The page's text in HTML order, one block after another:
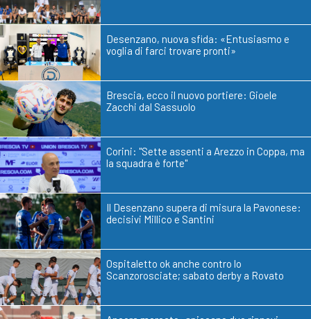
Desenzano, nuova sfida: «Entusiasmo e
voglia di farci trovare pronti»
Brescia, ecco il nuovo portiere: Gioele
Zacchi dal Sassuolo
Corini: "Sette assenti a Arezzo in Coppa, ma
la squadra è forte"
Il Desenzano supera di misura la Pavonese:
decisivi Millico e Santini
Ospitaletto ok anche contro lo
Scanzorosciate; sabato derby a Rovato